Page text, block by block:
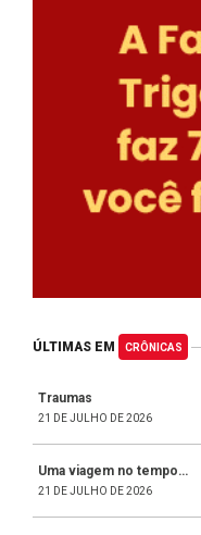
ÚLTIMAS EM CRÔNICAS
Traumas
21 DE JULHO DE 2026
Uma viagem no tempo…
21 DE JULHO DE 2026